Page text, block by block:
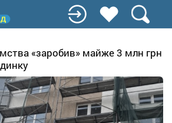
«заробив» майже 3 млн грн